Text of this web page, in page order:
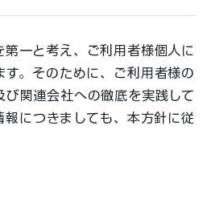
一と考え、ご利用者様個人に
。そのために、ご利用者様の
関連会社への徹底を実践して
につきましても、本方針に従